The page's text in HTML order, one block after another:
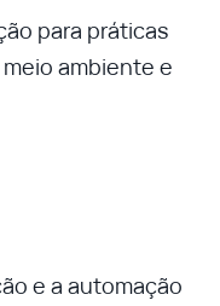
para práticas
ambiente e
e a automação